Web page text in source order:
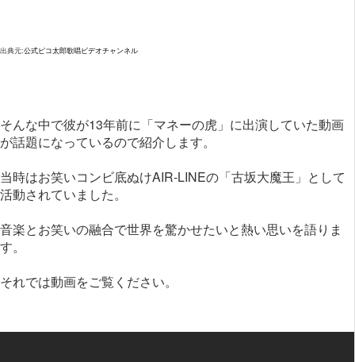
出典元:公式ピコ太郎歌唱ビデオチャンネル
そんな中で彼が13年前に「マネーの虎」に出演していた動画
が話題になっているので紹介します。
当時はお笑いコンビ底ぬけAIR-LINEの「古坂大魔王」として
活動されていました。
音楽とお笑いの融合で世界を驚かせたいと熱い思いを語りま
す。
それでは動画をご覧ください。